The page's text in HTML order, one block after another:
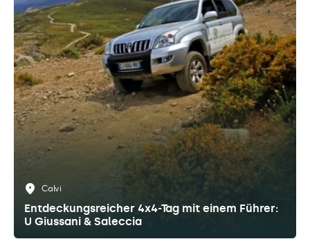
Calvi
Entdeckungsreicher 4x4-Tag mit einem Führer:
U Giussani & Saleccia